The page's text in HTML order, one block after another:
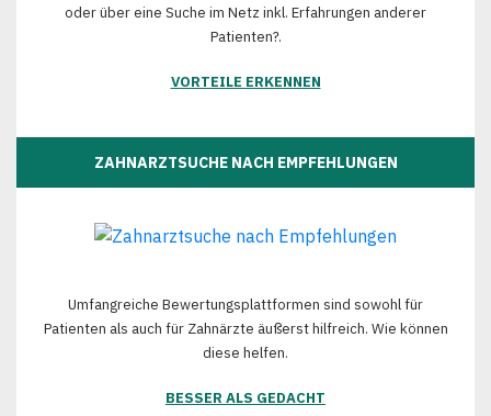
oder über eine Suche im Netz inkl. Erfahrungen anderer
Patienten?.
VORTEILE ERKENNEN
ZAHNARZTSUCHE NACH EMPFEHLUNGEN
Umfangreiche Bewertungsplattformen sind sowohl für
Patienten als auch für Zahnärzte äußerst hilfreich. Wie können
diese helfen.
BESSER ALS GEDACHT